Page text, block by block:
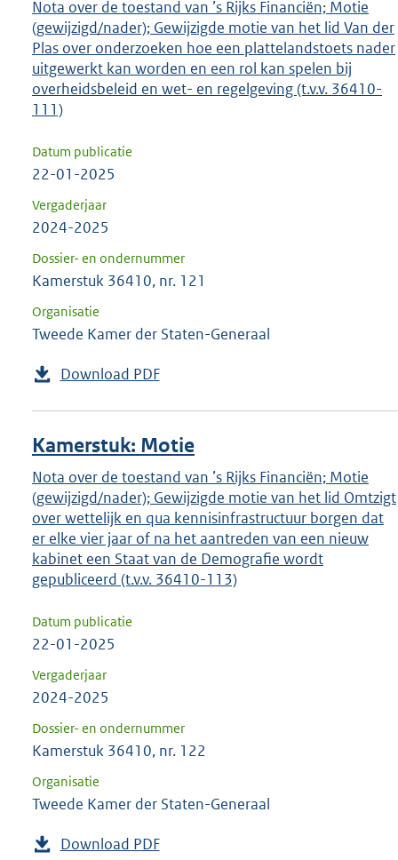
keuze
te
bevestigen.
Nota over de toestand van ’s Rijks Financiën; Motie
(gewijzigd/nader); Gewijzigde motie van het lid Van der
Plas over onderzoeken hoe een plattelandstoets nader
uitgewerkt kan worden en een rol kan spelen bij
overheidsbeleid en wet- en regelgeving (t.v.v. 36410-
111)
Datum publicatie
22-01-2025
Vergaderjaar
2024-2025
Dossier- en ondernummer
Kamerstuk 36410, nr. 121
Organisatie
Tweede Kamer der Staten-Generaal
Download PDF
Kamerstuk: Motie
Nota over de toestand van ’s Rijks Financiën; Motie
(gewijzigd/nader); Gewijzigde motie van het lid Omtzigt
over wettelijk en qua kennisinfrastructuur borgen dat
er elke vier jaar of na het aantreden van een nieuw
kabinet een Staat van de Demografie wordt
gepubliceerd (t.v.v. 36410-113)
Datum publicatie
22-01-2025
Vergaderjaar
2024-2025
Dossier- en ondernummer
Kamerstuk 36410, nr. 122
Organisatie
Tweede Kamer der Staten-Generaal
Download PDF